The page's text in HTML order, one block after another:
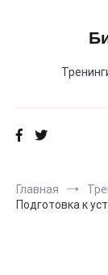
Главная
Подготовка к